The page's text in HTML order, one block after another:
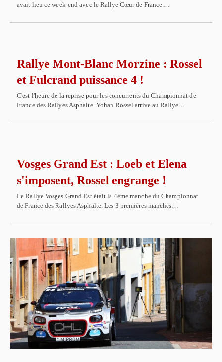
avait lieu ce week-end avec le Rallye Cœur de France.…
Rallye Mont-Blanc Morzine : Rossel
et Fulcrand puissance 4 !
C'est l'heure de la reprise pour les concurrents du Championnat de
France des Rallyes Asphalte. Yohan Rossel arrive au Rallye…
Vosges Grand Est : Loeb et Elena
s'imposent, Rossel engrange !
Le Rallye Vosges Grand Est était la 4ème manche du Championnat
de France des Rallyes Asphalte. Les 3 premières manches…